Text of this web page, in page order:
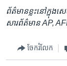
ព័ត៌មាន​ខ្លះ​នៅក្នុង​ស
សារព័ត៌មាន AP,
ចែករំលែក